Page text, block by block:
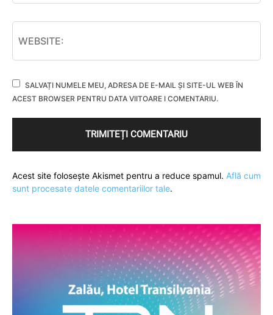
SALVAȚI NUMELE MEU, ADRESA DE E-MAIL ȘI SITE-UL WEB ÎN
ACEST BROWSER PENTRU DATA VIITOARE I COMENTARIU.
Acest site folosește Akismet pentru a reduce spamul. Află cum
sunt procesate datele comentariilor tale.